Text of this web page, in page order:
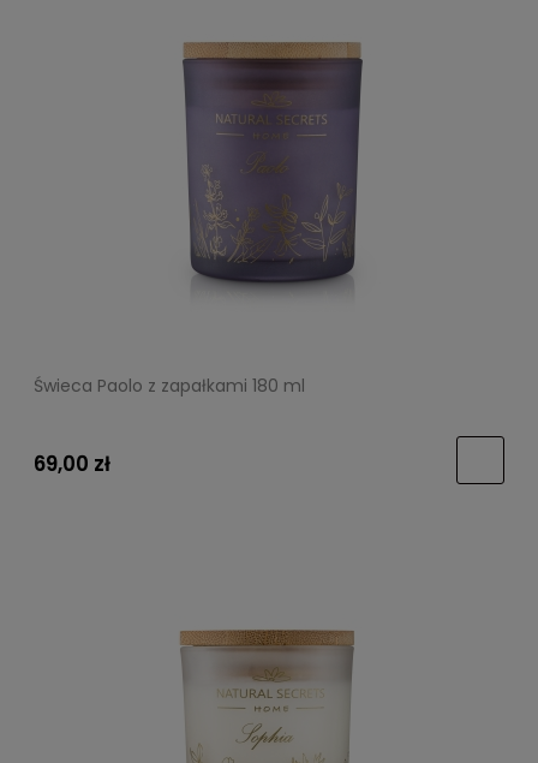
Świeca Paolo z zapałkami 180 ml
69,00 zł